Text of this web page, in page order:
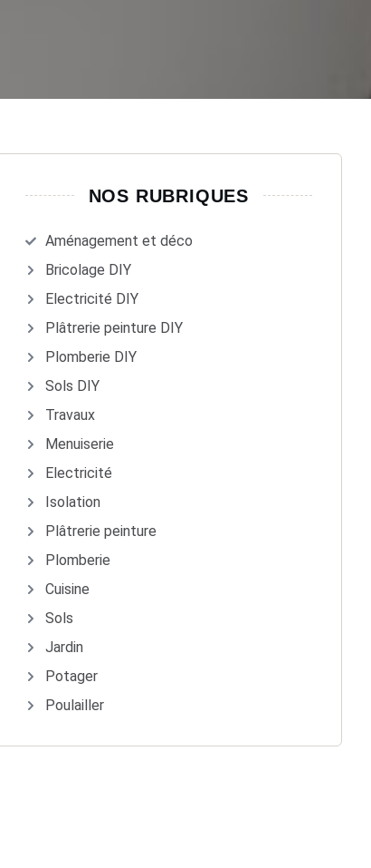
NOS RUBRIQUES
Aménagement et déco
Bricolage DIY
Electricité DIY
Plâtrerie peinture DIY
Plomberie DIY
Sols DIY
Travaux
Menuiserie
Electricité
Isolation
Plâtrerie peinture
Plomberie
Cuisine
Sols
Jardin
Potager
Poulailler